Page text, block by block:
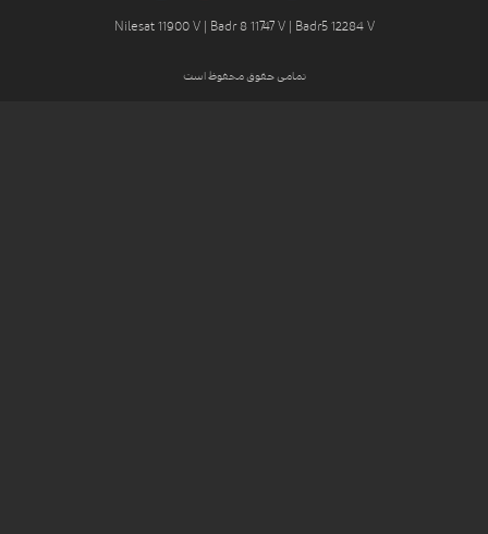
Nilesat 11900 V | Badr 8 11747 V | Badr5 12284 V
تمامی حقوق محفوظ است